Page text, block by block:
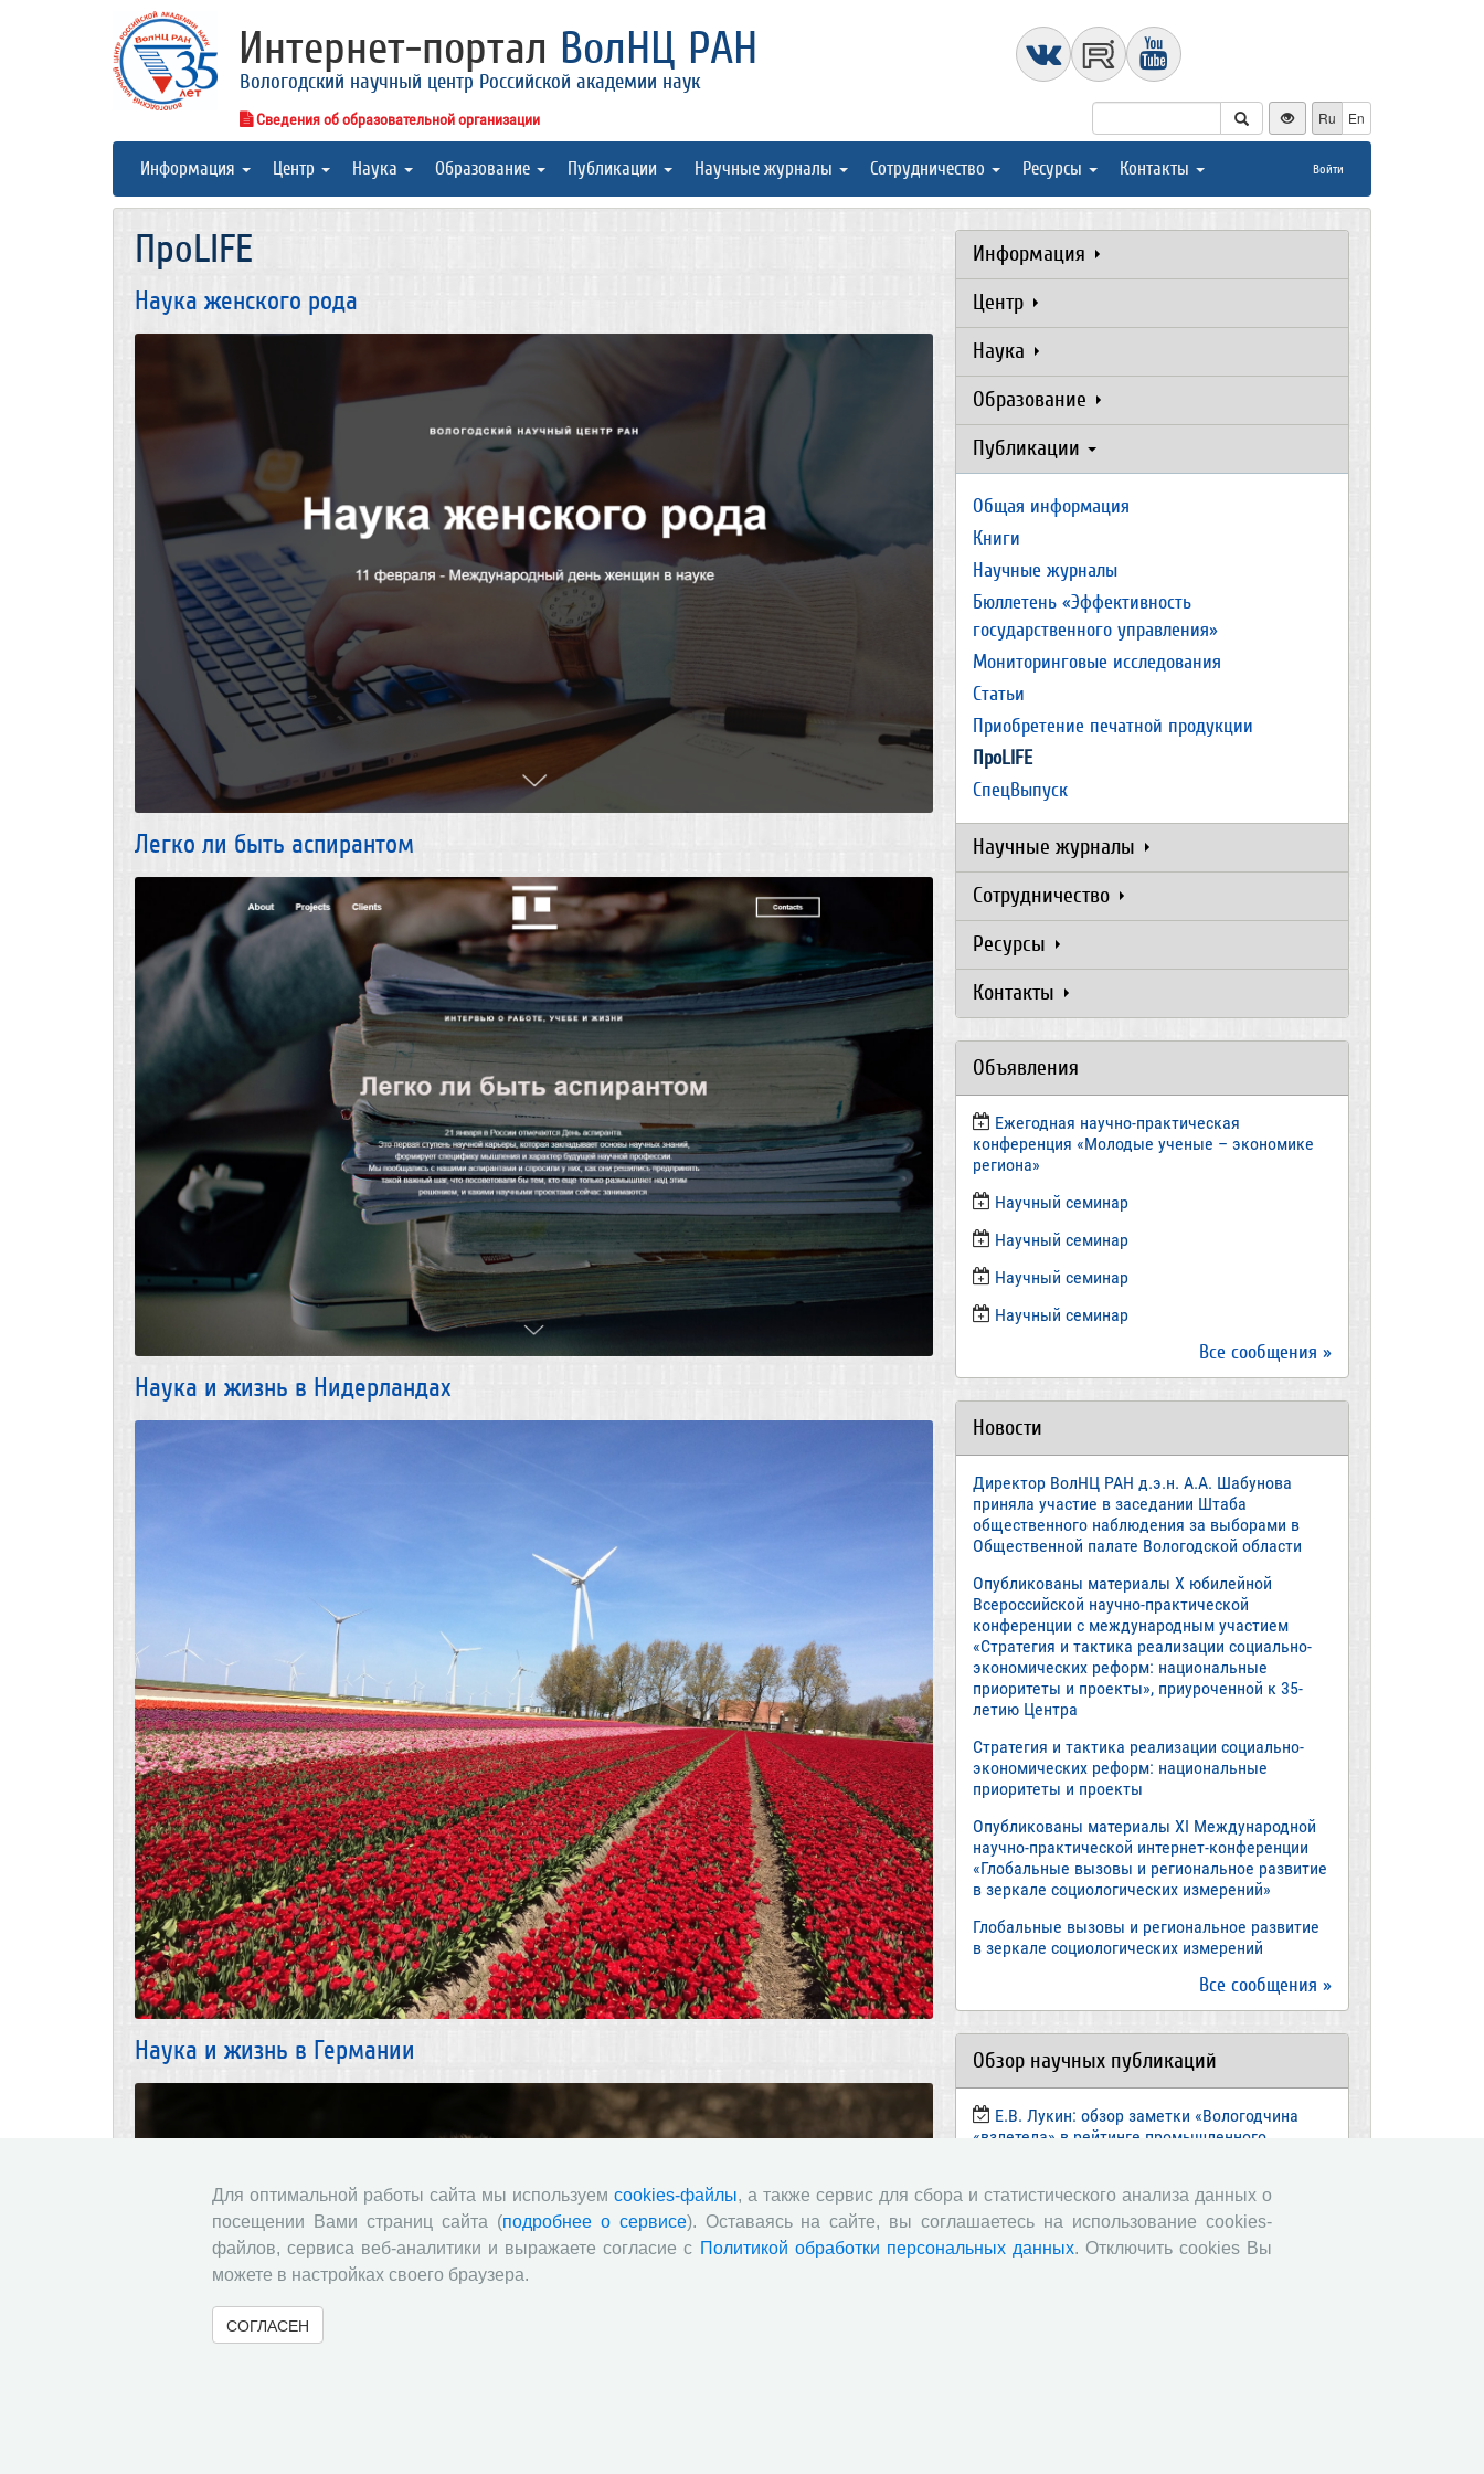
Интернет-портал ВолНЦ РАН
Вологодский научный центр Российской академии наук
Сведения об образовательной организации Ru En
Информация Центр Наука Образование Публикации Научные журналы Сотрудничество Ресурсы Контакты Войти
ПроLIFE
Наука женского рода
Легко ли быть аспирантом
Наука и жизнь в Нидерландах
Наука и жизнь в Германии
Информация
Центр
Наука
Образование
Публикации
Общая информация
Книги
Научные журналы
Бюллетень «Эффективность
государственного управления»
Мониторинговые исследования
Статьи
Приобретение печатной продукции
ПроLIFE
СпецВыпуск
Научные журналы
Сотрудничество
Ресурсы
Контакты
Объявления
Ежегодная научно-практическая
конференция «Молодые ученые – экономике
региона»
​Научный семинар
​Научный семинар
Научный семинар
​Научный семинар
Все сообщения »
Новости
Директор ВолНЦ РАН д.э.н. А.А. Шабунова
приняла участие в заседании Штаба
общественного наблюдения за выборами в
Общественной палате Вологодской области
Опубликованы материалы X юбилейной
Всероссийской научно-практической
конференции с международным участием
«Стратегия и тактика реализации социально-
экономических реформ: национальные
приоритеты и проекты», приуроченной к 35-
летию Центра
Стратегия и тактика реализации социально-
экономических реформ: национальные
приоритеты и проекты
Опубликованы материалы XI Международной
научно-практической интернет-конференции
«Глобальные вызовы и региональное развитие
в зеркале социологических измерений»
Глобальные вызовы и региональное развитие
в зеркале социологических измерений
Все сообщения »
Обзор научных публикаций
Е.В. Лукин: обзор заметки «Вологодчина
«взлетела» в рейтинге промышленного
Экспертное мнение А.И. Поваровой: обзор
статьи «Регионам хватит денег», газета
«Известия», №88, 2018 г.
Для оптимальной работы сайта мы используем cookies-файлы, а также сервис для сбора и статистического анализа данных о
посещении Вами страниц сайта (подробнее о сервисе). Оставаясь на сайте, вы соглашаетесь на использование cookies-
файлов, сервиса веб-аналитики и выражаете согласие с Политикой обработки персональных данных. Отключить cookies Вы
можете в настройках своего браузера.
СОГЛАСЕН